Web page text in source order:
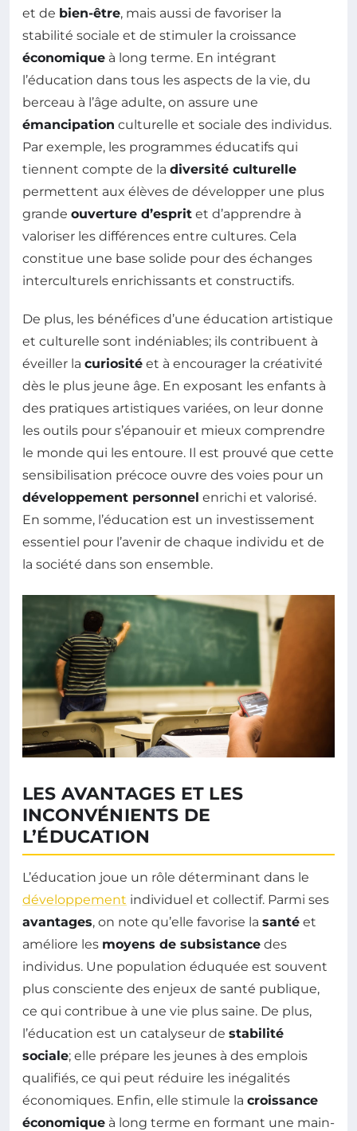
et de bien-être, mais aussi de favoriser la
stabilité sociale et de stimuler la croissance
économique à long terme. En intégrant
l’éducation dans tous les aspects de la vie, du
berceau à l’âge adulte, on assure une
émancipation culturelle et sociale des individus.
Par exemple, les programmes éducatifs qui
tiennent compte de la diversité culturelle
permettent aux élèves de développer une plus
grande ouverture d’esprit et d’apprendre à
valoriser les différences entre cultures. Cela
constitue une base solide pour des échanges
interculturels enrichissants et constructifs.
De plus, les bénéfices d’une éducation artistique
et culturelle sont indéniables; ils contribuent à
éveiller la curiosité et à encourager la créativité
dès le plus jeune âge. En exposant les enfants à
des pratiques artistiques variées, on leur donne
les outils pour s’épanouir et mieux comprendre
le monde qui les entoure. Il est prouvé que cette
sensibilisation précoce ouvre des voies pour un
développement personnel enrichi et valorisé.
En somme, l’éducation est un investissement
essentiel pour l’avenir de chaque individu et de
la société dans son ensemble.
LES AVANTAGES ET LES
INCONVÉNIENTS DE
L’ÉDUCATION
L’éducation joue un rôle déterminant dans le
développement individuel et collectif. Parmi ses
avantages, on note qu’elle favorise la santé et
améliore les moyens de subsistance des
individus. Une population éduquée est souvent
plus consciente des enjeux de santé publique,
ce qui contribue à une vie plus saine. De plus,
l’éducation est un catalyseur de stabilité
sociale; elle prépare les jeunes à des emplois
qualifiés, ce qui peut réduire les inégalités
économiques. Enfin, elle stimule la croissance
économique à long terme en formant une main-